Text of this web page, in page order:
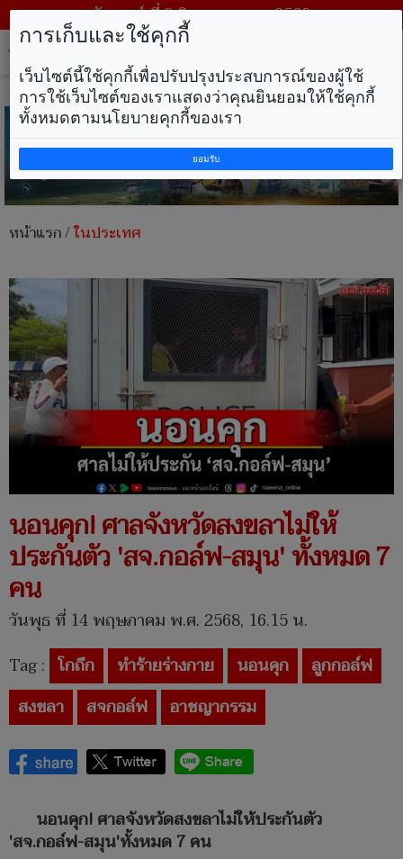
วันเสาร์ ที่ 8 สิงหาคม พ.ศ. 2569
หน้าแรก/ในประเทศ
นอนคุก! ศาลจังหวัดสงขลาไม่ให้
ประกันตัว 'สจ.กอล์ฟ-สมุน' ทั้งหมด 7
คน
วันพุธ ที่ 14 พฤษภาคม พ.ศ. 2568, 16.15 น.
Tag : โกถึก ทำร้ายร่างกาย นอนคุก
ลูกกอล์ฟ
สงขลา
สจกอล์ฟ อาชญากรรม
นอนคุก! ศาลจังหวัดสงขลาไม่ให้ประกันตัว
'สจ.กอล์ฟ-สมุน'ทั้งหมด 7 คน
การเก็บและใช้คุกกี้
เว็บไซต์นี้ใช้คุกกี้เพื่อปรับปรุงประสบการณ์ของผู้ใช้
การใช้เว็บไซต์ของเราแสดงว่าคุณยินยอมให้ใช้คุกกี้
ทั้งหมดตามนโยบายคุกกี้ของเรา
ยอมรับ